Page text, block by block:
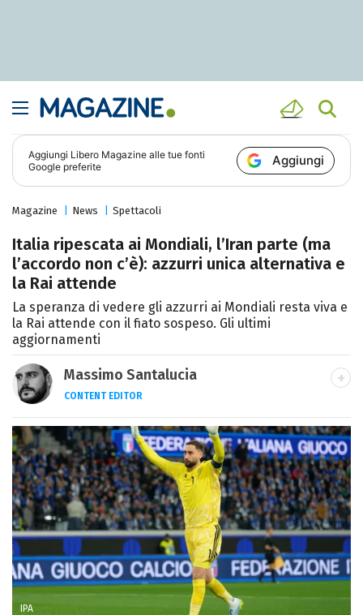
Aggiungi Libero Magazine alle tue fonti
Google preferite
Aggiungi
Magazine News Spettacoli
Italia ripescata ai Mondiali, l’Iran parte (ma
l’accordo non c’è): azzurri unica alternativa e
la Rai attende
La speranza di vedere gli azzurri ai Mondiali resta viva e
la Rai attende con il fiato sospeso. Gli ultimi
aggiornamenti
Massimo Santalucia
CONTENT EDITOR
Nato una domenica del 1989, scrivo di
sport, TV, musica e cultura. Sto lavorando al
mio primo romanzo.
IPA